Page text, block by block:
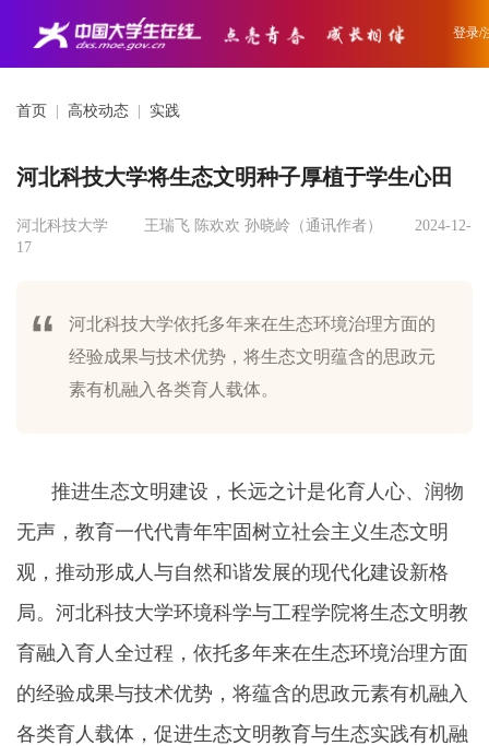
登录/
首页 高校动态 实践
河北科技大学将生态文明种子厚植于学生心田
河北科技大学 王瑞飞 陈欢欢 孙晓岭（通讯作者）
2024-12-
17
河北科技大学依托多年来在生态环境治理方面的
经验成果与技术优势，将生态文明蕴含的思政元
素有机融入各类育人载体。
推进生态文明建设，长远之计是化育人心、润物
无声，教育一代代青年牢固树立社会主义生态文明
观，推动形成人与自然和谐发展的现代化建设新格
局。河北科技大学环境科学与工程学院将生态文明教
育融入育人全过程， 依托多年来在生态环境治理方面
的经验成果与技术优势，将蕴含的思政元素有机融入
各类育人载体，促进生态文明教育与生态实践有机融